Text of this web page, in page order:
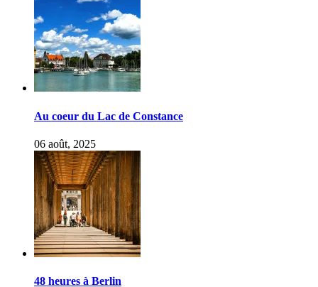
Au coeur du Lac de Constance
06 août, 2025
48 heures à Berlin